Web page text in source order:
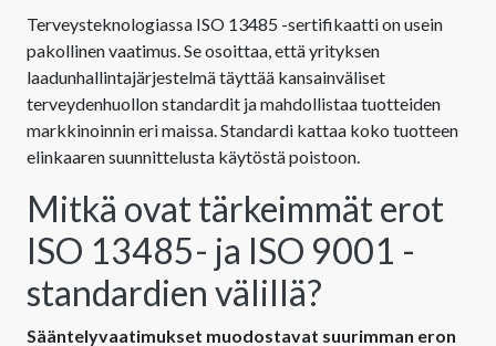
Terveysteknologiassa ISO 13485 -sertifikaatti on usein
pakollinen vaatimus. Se osoittaa, että yrityksen
laadunhallintajärjestelmä täyttää kansainväliset
terveydenhuollon standardit ja mahdollistaa tuotteiden
markkinoinnin eri maissa. Standardi kattaa koko tuotteen
elinkaaren suunnittelusta käytöstä poistoon.
Mitkä ovat tärkeimmät erot
ISO 13485- ja ISO 9001 -
standardien välillä?
Sääntelyvaatimukset muodostavat suurimman eron